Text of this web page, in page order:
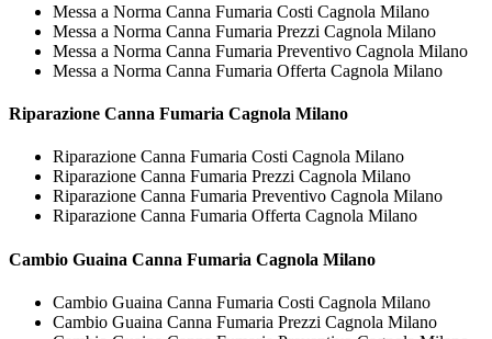
Messa a Norma Canna Fumaria Costi Cagnola Milano
Messa a Norma Canna Fumaria Prezzi Cagnola Milano
Messa a Norma Canna Fumaria Preventivo Cagnola Milano
Messa a Norma Canna Fumaria Offerta Cagnola Milano
Riparazione Canna Fumaria Cagnola Milano
Riparazione Canna Fumaria Costi Cagnola Milano
Riparazione Canna Fumaria Prezzi Cagnola Milano
Riparazione Canna Fumaria Preventivo Cagnola Milano
Riparazione Canna Fumaria Offerta Cagnola Milano
Cambio Guaina Canna Fumaria Cagnola Milano
Cambio Guaina Canna Fumaria Costi Cagnola Milano
Cambio Guaina Canna Fumaria Prezzi Cagnola Milano